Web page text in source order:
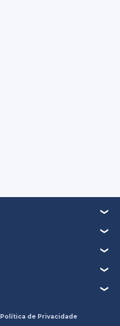
Política de Privacidade